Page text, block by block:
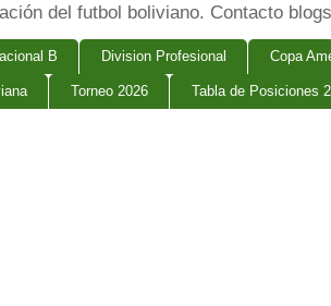
del futbol boliviano. Contacto
B Division Profesional Copa
Torneo 2026 Tabla de Posiciones